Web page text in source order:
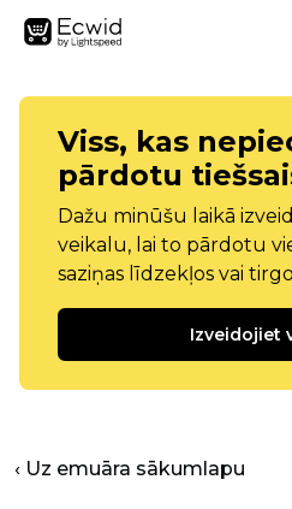
Viss, kas
pārdotu
Dažu minūšu laikā
veikalu, lai to pārdotu
saziņas līdzekļos vai
Izveidojiet
‹ Uz emuāra sākumlapu